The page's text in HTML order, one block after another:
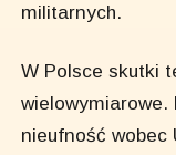
militarnych.
W Polsce skutki
nieufność wobec